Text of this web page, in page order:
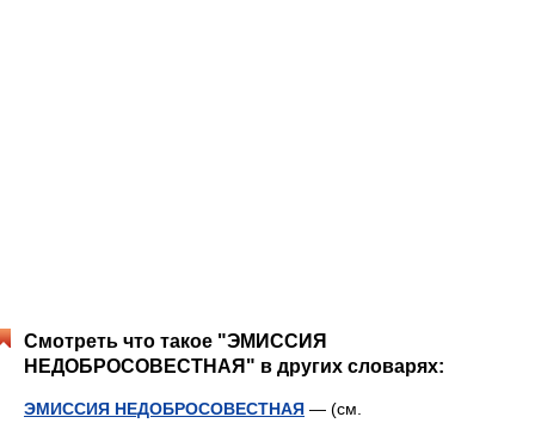
Смотреть что такое "ЭМИССИЯ
НЕДОБРОСОВЕСТНАЯ" в других словарях:
ЭМИССИЯ НЕДОБРОСОВЕСТНАЯ — (см.